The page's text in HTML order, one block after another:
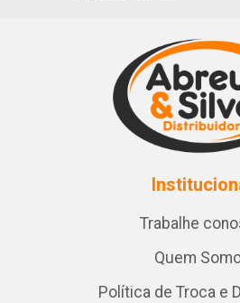
Trabalhe
Quem
Política de Troca e